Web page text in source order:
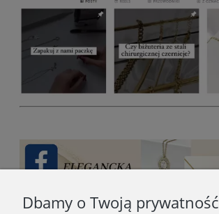
Dbamy o Twoją prywatność